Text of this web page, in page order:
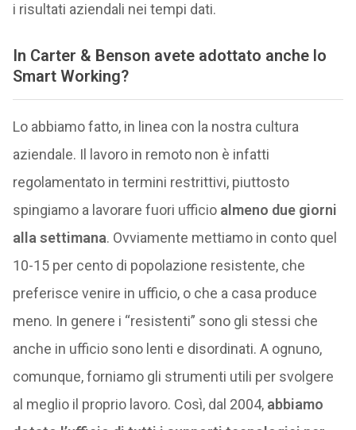
i risultati aziendali nei tempi dati.
In Carter & Benson avete adottato anche lo
Smart Working?
Lo abbiamo fatto, in linea con la nostra cultura
aziendale. Il lavoro in remoto non è infatti
regolamentato in termini restrittivi, piuttosto
spingiamo a lavorare fuori ufficio almeno due giorni
alla settimana. Ovviamente mettiamo in conto quel
10-15 per cento di popolazione resistente, che
preferisce venire in ufficio, o che a casa produce
meno. In genere i “resistenti” sono gli stessi che
anche in ufficio sono lenti e disordinati. A ognuno,
comunque, forniamo gli strumenti utili per svolgere
al meglio il proprio lavoro. Così, dal 2004, abbiamo